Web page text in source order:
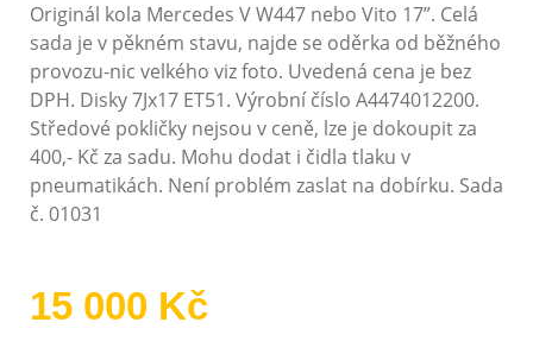
Originál kola Mercedes V W447 nebo Vito 17”. Celá
sada je v pěkném stavu, najde se oděrka od běžného
provozu-nic velkého viz foto. Uvedená cena je bez
DPH. Disky 7Jx17 ET51. Výrobní číslo A4474012200.
Středové pokličky nejsou v ceně, lze je dokoupit za
400,- Kč za sadu. Mohu dodat i čidla tlaku v
pneumatikách. Není problém zaslat na dobírku. Sada
č. 01031
15 000 Kč